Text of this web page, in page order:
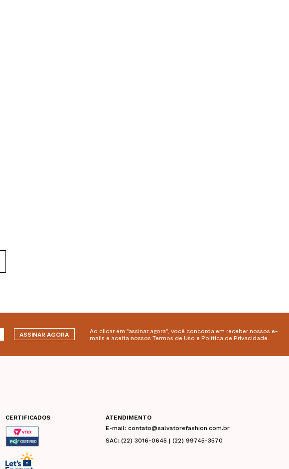
ASSINAR AGORA
Ao clicar em "assinar agora", você concorda em receber nossos e-
mails e aceita nossos Termos de Uso e Política de Privacidade.
CERTIFICADOS
ATENDIMENTO
E-mail: contato@salvatorefashion.com.br
SAC: (22) 3016-0645 | (22) 99745-3570